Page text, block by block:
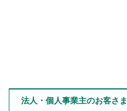
法人・個人事業主のお客さま